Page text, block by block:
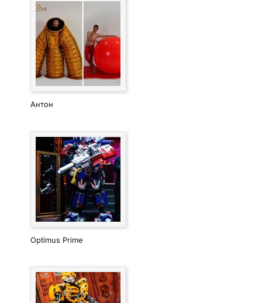
Антон
Optimus Prime